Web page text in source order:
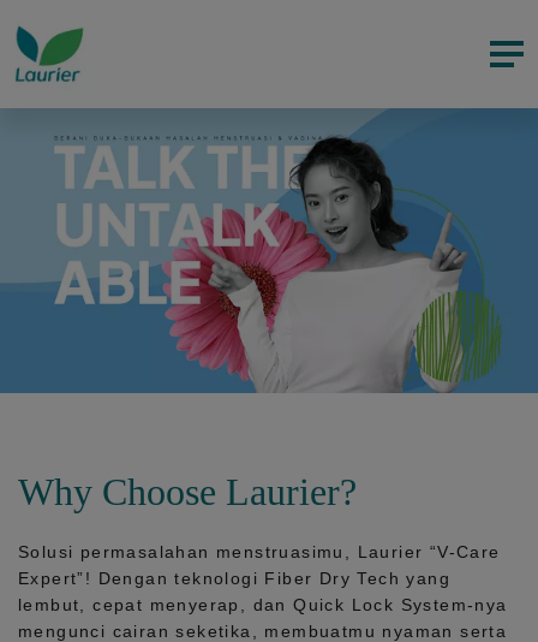
Why Choose Laurier?
Solusi permasalahan menstruasimu, Laurier “V-Care
Expert”! Dengan teknologi Fiber Dry Tech yang
lembut, cepat menyerap, danQuick Lock System-nya
mengunci cairan seketika, membuatmu nyaman serta